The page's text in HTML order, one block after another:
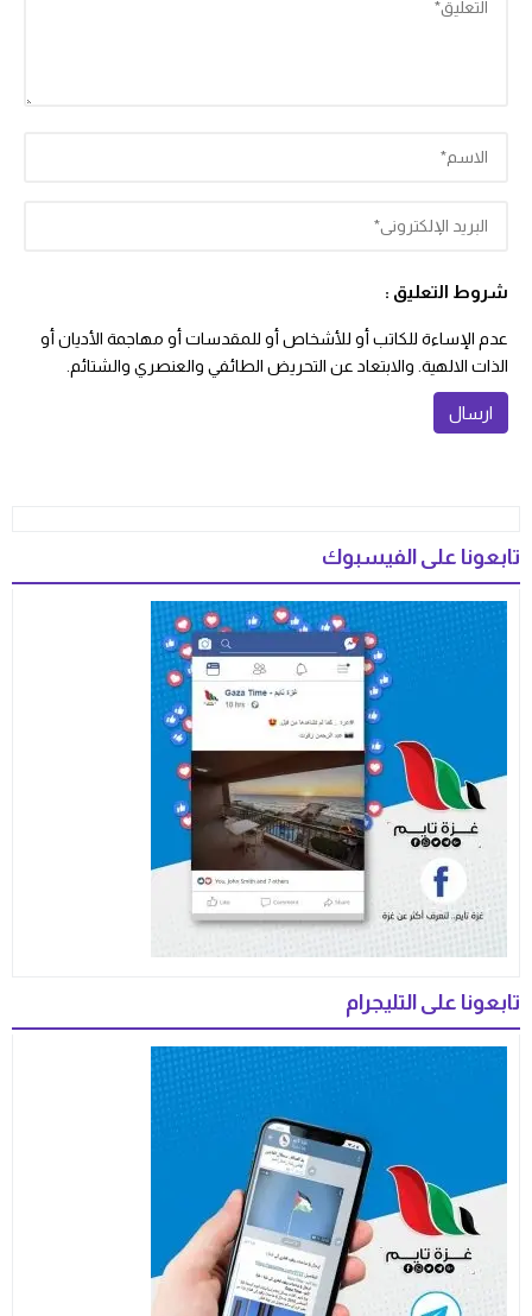
شروط التعليق :
عدم الإساءة للكاتب أو للأشخاص أو للمقدسات أو مهاجمة الأديان أو
الذات الالهية. والابتعاد عن التحريض الطائفي والعنصري والشتائم.
تابعونا على الفيسبوك
تابعونا على التليجرام